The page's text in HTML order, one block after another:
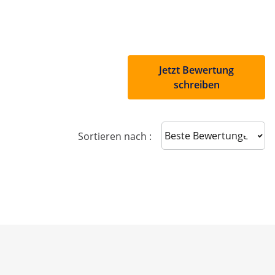
Jetzt Bewertung
schreiben
Sortieren nach : Sort reviews